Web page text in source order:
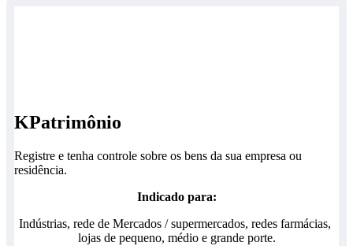
KPatrimônio
Registre e tenha controle sobre os bens da sua empresa ou
residência.
Indicado para:
Indústrias, rede de Mercados / supermercados, redes farmácias,
lojas de pequeno, médio e grande porte.